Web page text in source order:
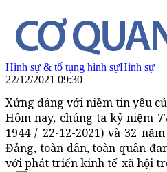
Hình sự & tố tụng hình sựHình sự
22/12/2021 09:30
Xứng đáng với niềm tin yêu
Hôm nay, chúng ta kỷ niệm
1944 / 22-12-2021) và 32
Đảng, toàn dân, toàn quân
với phát triển kinh tế-xã hội